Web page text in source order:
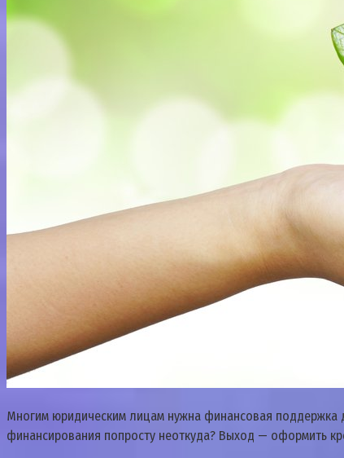
Многим юридическим лицам нужна финансовая поддержка
финансирования попросту неоткуда? Выход — оформить